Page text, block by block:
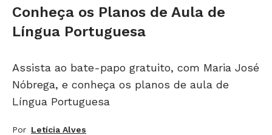
Conheça os Planos de Aula de
Língua Portuguesa
Assista ao bate-papo gratuito, com Maria José
Nóbrega, e conheça os planos de aula de
Língua Portuguesa
Por Letícia Alves